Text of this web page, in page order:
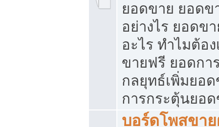
ยอดขาย ยอดข
อย่างไร ยอดข
อะไร ทำไมต้อ
ขายฟรี ยอดกา
กลยุทธ์เพิ่มยอ
การกระตุ้นยอ
บอร์ดโพสขา